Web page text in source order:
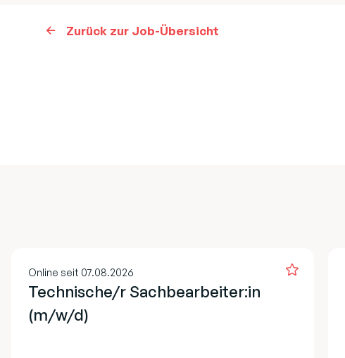
Zurück zur Job-Übersicht
Online seit 07.08.2026
Technische/r Sachbearbeiter:in
(m/w/d)